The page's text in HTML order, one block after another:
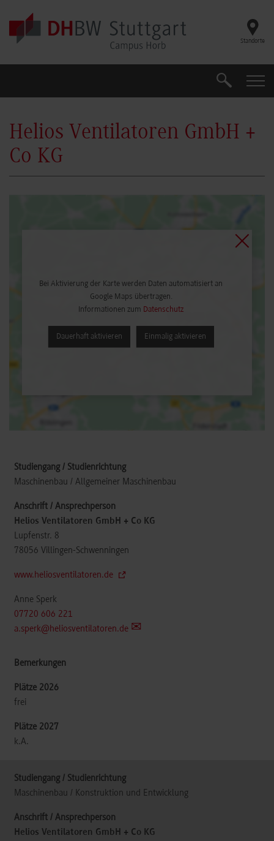
Skip to main content
Standorte
Suche
Helios Ventilatoren GmbH +
Co KG
Bei Aktivierung der Karte werden Daten automatisiert an
Google Maps übertragen.
Informationen zum Datenschutz
Dauerhaft aktivieren Einmalig aktivieren
Maschinenbau / Allgemeiner Maschinenbau
Helios Ventilatoren GmbH + Co KG
Lupfenstr. 8
78056 Villingen-Schwenningen
www.heliosventilatoren.de
Anne Sperk
07720 606 221
a.sperk@heliosventilatoren.de
frei
k.A.
Maschinenbau / Konstruktion und Entwicklung
Helios Ventilatoren GmbH + Co KG